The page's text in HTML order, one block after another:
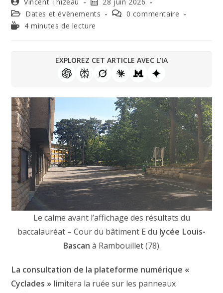
Dates et évènements
0 commentaire
4 minutes de lecture
EXPLOREZ CET ARTICLE AVEC L'IA
Le calme avant l’affichage des résultats du
baccalauréat – Cour du bâtiment E du lycée Louis-
Bascan à Rambouillet (78).
La consultation de la plateforme numérique «
Cyclades » limitera la ruée sur les panneaux